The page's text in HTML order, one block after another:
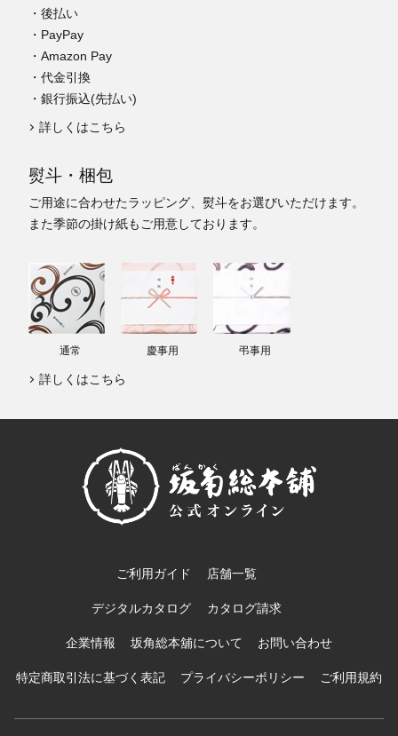
・後払い
・PayPay
・Amazon Pay
・代金引換
・銀行振込(先払い)
詳しくはこちら
熨斗・梱包
ご用途に合わせたラッピング、熨斗をお選びいただけます。
また季節の掛け紙もご用意しております。
通常 慶事用 弔事用
詳しくはこちら
ご利用ガイド 店舗一覧
デジタルカタログ カタログ請求
企業情報 坂角総本舖について お問い合わせ
特定商取引法に基づく表記 プライバシーポリシー ご利用規約